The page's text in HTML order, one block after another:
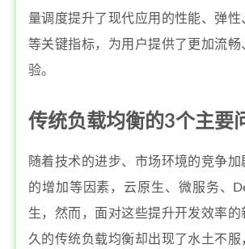
量调度提升了现代应用的性能、弹性
等关键指标，为用户提供了更加流
验。
传统负载均衡的3个主要
随着技术的进步、市场环境的竞争
的增加等因素，云原生、微服务、
生，然而，面对这些提升开发效率
久的传统负载均衡却出现了水土不服